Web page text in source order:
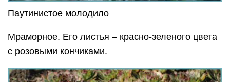
Паутинистое молодило
Мраморное. Его листья – красно-зеленого цвета
с розовыми кончиками.